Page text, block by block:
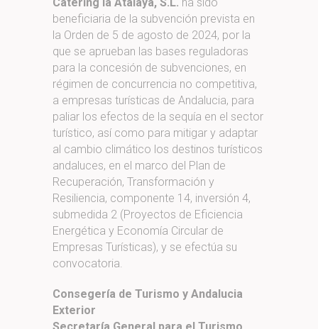
beneficiaria de la subvención prevista en
la Orden de 5 de agosto de 2024, por la
que se aprueban las bases reguladoras
para la concesión de subvenciones, en
régimen de concurrencia no competitiva,
a empresas turísticas de Andalucia, para
paliar los efectos de la sequía en el sector
turístico, así como para mitigar y adaptar
al cambio climático los destinos turísticos
andaluces, en el marco del Plan de
Recuperación, Transformación y
Resiliencia, componente 14, inversión 4,
submedida 2 (Proyectos de Eficiencia
Energética y Economía Circular de
Empresas Turísticas), y se efectúa su
convocatoria.
Consegería de Turismo y Andalucia
Exterior